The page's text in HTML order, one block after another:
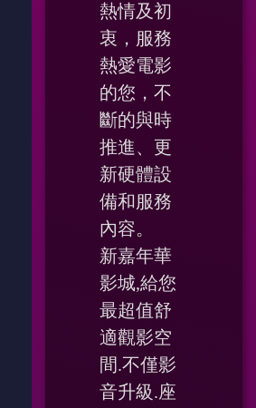
熱情及初
衷，服務
熱愛電影
的您，不
斷的與時
推進、更
新硬體設
備和服務
內容。
新嘉年華
影城,給您
最超值舒
適觀影空
間.不僅影
音升級.座